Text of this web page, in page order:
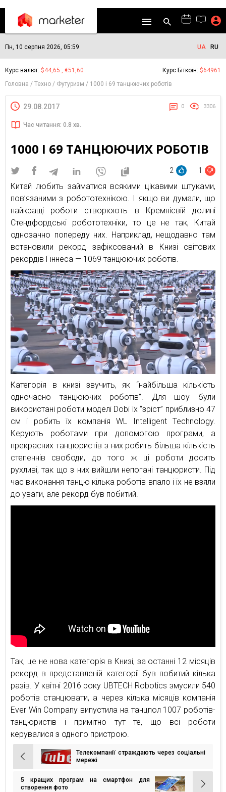
Пн, 10 серпня 2026, 05:59 UA RU
Курс валют: $44,65 , €51,60 Курс Біткоїн: $64961
Головна
Техно Футуризм 1000 і 69 танцюючих роботів
29.08.2017 0 3306
Час читання: 0.8 хв.
1000 І 69 ТАНЦЮЮЧИХ РОБОТІВ
2 1
Китай любить займатися всякими цікавими штуками,
пов’язаними з робототехнікою. І якщо ви думали, що
найкращі роботи створюють в Кремнієвій долині
Стендфордські робототехніки, то це не так, Китай
однозачно попереду них. Наприклад, нещодавно там
встановили рекорд зафіксований в Книзі світових
рекордів Гіннеса — 1069 танцюючих роботів.
Категорія в книзі звучить, як “найбільша кількість
одночасно танцюючих роботів”. Для шоу були
використані роботи моделі Dobi їх “зріст” приблизно 47
см і робить їх компанія WL Intelligent Technology.
Керують роботами при допомогою програми, а
прекрасних танцюристів з них робить більша кількість
степеннів свободи, до того ж ці роботи досить
рухливі, так що з них вийшли непогані танцюристи. Під
час виконання танцю кілька роботів впало і їх не взяли
до уваги, але рекорд був побитий.
Так, це не нова категорія в Книзі, за останні 12 місяців
рекорд в представленій категорії був побитий кілька
разів. У квітні 2016 року UBTECH Robotics змусили 540
роботів станцювати, а через кілька місяців компанія
Ever Win Company випустила на танцпол 1007 роботів-
танцюристів і примітно тут те, що всі роботи
керувалися з одного пристрою.
Навігація
записів
Телекомпанії страждають через соціальні
мережі
5 кращих програм на смартфон для
створення фото